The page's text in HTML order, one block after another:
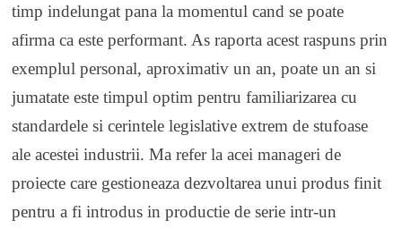
timp indelungat pana la momentul cand se poate
afirma ca este performant. As raporta acest raspuns prin
exemplul personal, aproximativ un an, poate un an si
jumatate este timpul optim pentru familiarizarea cu
standardele si cerintele legislative extrem de stufoase
ale acestei industrii. Ma refer la acei manageri de
proiecte care gestioneaza dezvoltarea unui produs finit
pentru a fi introdus in productie de serie intr-un